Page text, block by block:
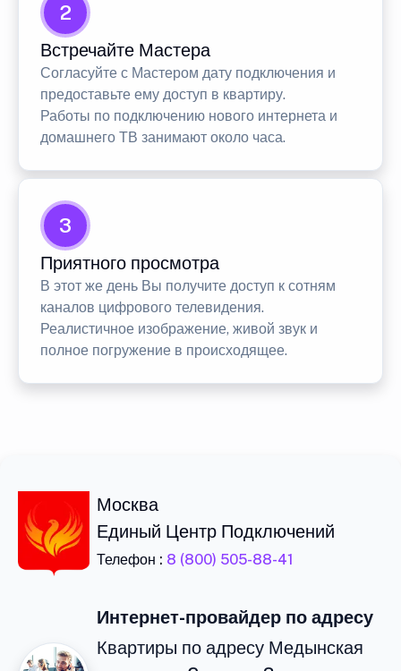
2
Встречайте Мастера
Согласуйте с Мастером дату подключения и
предоставьте ему доступ в квартиру.
Работы по подключению нового интернета и
домашнего ТВ занимают около часа.
3
Приятного просмотра
В этот же день Вы получите доступ к сотням
каналов цифрового телевидения.
Реалистичное изображение, живой звук и
полное погружение в происходящее.
Москва
Единый Центр Подключений
Телефон : 8 (800) 505-88-41
Интернет-провайдер по адресу
Квартиры по адресу Медынская